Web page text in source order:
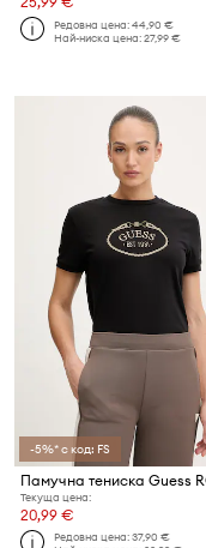
Редовна цена:44,90 €
Най-ниска цена:27,99 €
-5%* с код: FS
Текуща цена:
20,99 €
Редовна цена:37,90 €